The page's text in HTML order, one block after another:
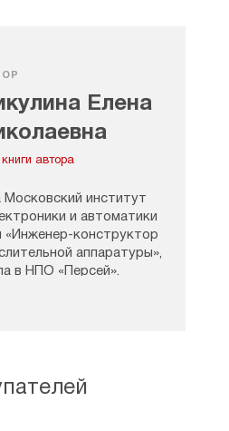
Елена
автора
Московский институт
и автоматики
«Инженер-конструктор
аппаратуры»,
в НПО «Персей».
ПСТБИ по
преподавателя